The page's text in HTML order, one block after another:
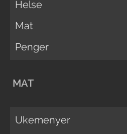
Helse
Mat
Penger
MAT
Ukemenyer